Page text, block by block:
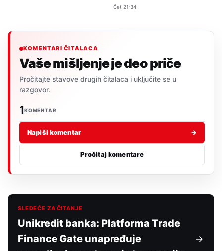
Čet 21:34
KOMENTARI ČITALACA
Vaše mišljenje je deo priče
Pročitajte stavove drugih čitalaca i uključite se u
razgovor.
1KOMENTAR
Napiši komentar →
Pročitaj komentare
SLEDEĆE ZA ČITANJE
Unikredit banka: Platforma Trade
Finance Gate unapređuje